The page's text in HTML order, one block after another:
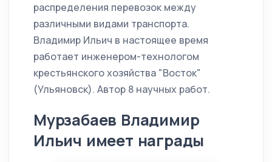
распределения перевозок между
различными видами транспорта.
Владимир Ильич в настоящее время
работает инженером-технологом
крестьянского хозяйства "Восток"
(Ульяновск). Автор 8 научных работ.
Мурзабаев Владимир
Ильич имеет награды